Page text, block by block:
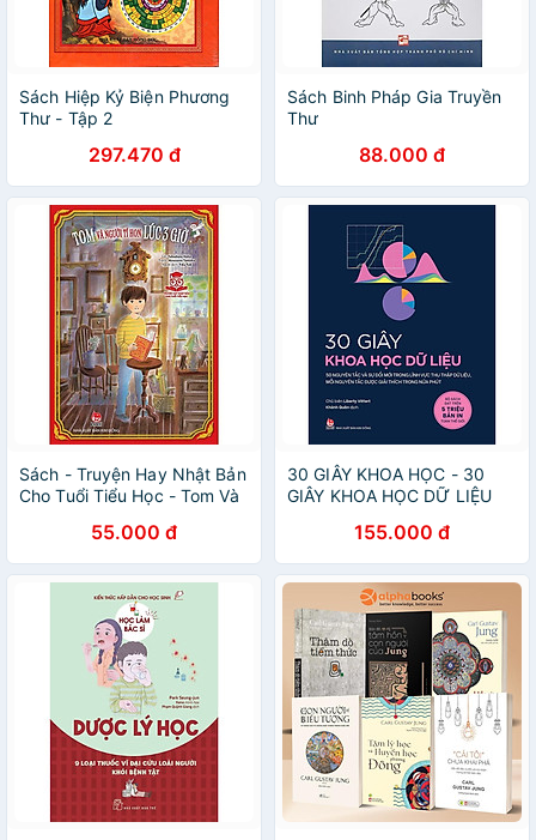
Sách Hiệp Kỷ Biện Phương
Thư - Tập 2
297.470 đ
Sách Binh Pháp Gia Truyền
Thư
88.000 đ
Sách - Truyện Hay Nhật Bản
Cho Tuổi Tiểu Học - Tom Và
NXB Kim Đồng55.000 đ
30 GIÂY KHOA HỌC - 30
GIÂY KHOA HỌC DỮ LIỆU
155.000 đ